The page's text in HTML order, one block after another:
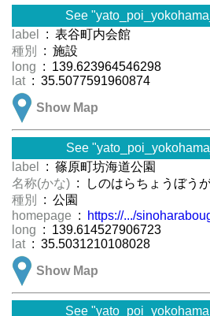
See
label
: 表谷町内会館
種別
: 施設
long : 139.623964546298
lat : 35.5077591960874
Show Map
See
label
: 篠原町坊海道公園
名称(かな) : しのはらちょうぼう
種別
: 公園
homepage :
https://.../
long : 139.614527906723
lat : 35.5031210108028
Show Map
See